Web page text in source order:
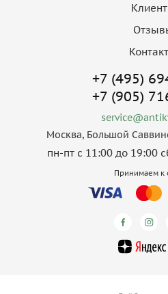
+7 (495)
+7 (905)
Москва, Большой
пн-пт с 11:00 до 19:00
Принимаем к